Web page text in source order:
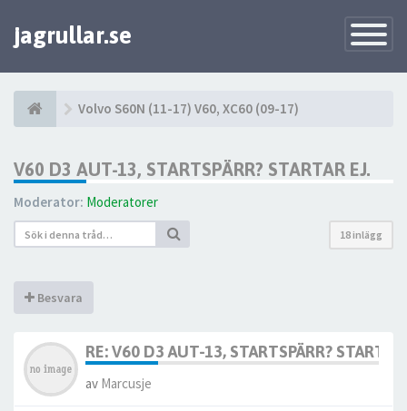
Toggle
jagrullar.se
Volvo S60N (11-17) V60, XC60 (09-17)
V60 D3 AUT-13, STARTSPÄRR? STARTAR EJ.
Moderator: Moderatorer
18 inlägg
Besvara
RE: V60 D3 AUT-13, STARTSPÄRR? STARTAR
av Marcusje